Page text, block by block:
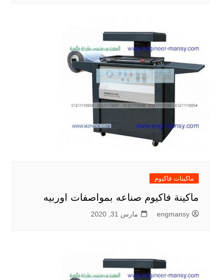
ماكينات فاكيوم
ماكينة فاكيوم صناعه بمواصفات اوربيه
engmansy مارس 31, 2020